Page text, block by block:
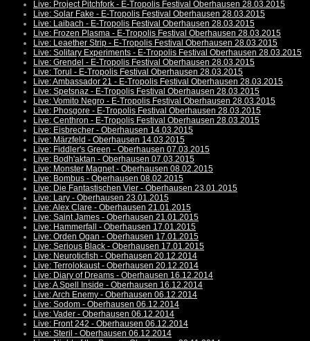
Live: Project Pitchfork - E-Tropolis Festival Oberhausen 28.03.2015
Live: Solar Fake - E-Tropolis Festival Oberhausen 28.03.2015
Live: Laibach - E-Tropolis Festival Oberhausen 28.03.2015
Live: Frozen Plasma - E-Tropolis Festival Oberhausen 28.03.2015
Live: Leaether Strip - E-Tropolis Festival Oberhausen 28.03.2015
Live: Solitary Experiments - E-Tropolis Festival Oberhausen 28.03.2015
Live: Grendel - E-Tropolis Festival Oberhausen 28.03.2015
Live: Torul - E-Tropolis Festival Oberhausen 28.03.2015
Live: Ambassador 21 - E-Tropolis Festival Oberhausen 28.03.2015
Live: Spetsnaz - E-Tropolis Festival Oberhausen 28.03.2015
Live: Vomito Negro - E-Tropolis Festival Oberhausen 28.03.2015
Live: Phosgore - E-Tropolis Festival Oberhausen 28.03.2015
Live: Centhron - E-Tropolis Festival Oberhausen 28.03.2015
Live: Eisbrecher - Oberhausen 14.03.2015
Live: Märzfeld - Oberhausen 14.03.2015
Live: Fiddler's Green - Oberhausen 07.03.2015
Live: Bodh'aktan - Oberhausen 07.03.2015
Live: Monster Magnet - Oberhausen 08.02.2015
Live: Bombus - Oberhausen 08.02.2015
Live: Die Fantastischen Vier - Oberhausen 23.01.2015
Live: Lary - Oberhausen 23.01.2015
Live: Alex Clare - Oberhausen 21.01.2015
Live: Saint James - Oberhausen 21.01.2015
Live: Hammerfall - Oberhausen 17.01.2015
Live: Orden Ogan - Oberhausen 17.01.2015
Live: Serious Black - Oberhausen 17.01.2015
Live: Neuroticfish - Oberhausen 20.12.2014
Live: Terrolokaust - Oberhausen 20.12.2014
Live: Diary of Dreams - Oberhausen 16.12.2014
Live: A Spell Inside - Oberhausen 16.12.2014
Live: Arch Enemy - Oberhausen 06.12.2014
Live: Sodom - Oberhausen 06.12.2014
Live: Vader - Oberhausen 06.12.2014
Live: Front 242 - Oberhausen 06.12.2014
Live: Steril - Oberhausen 06.12.2014